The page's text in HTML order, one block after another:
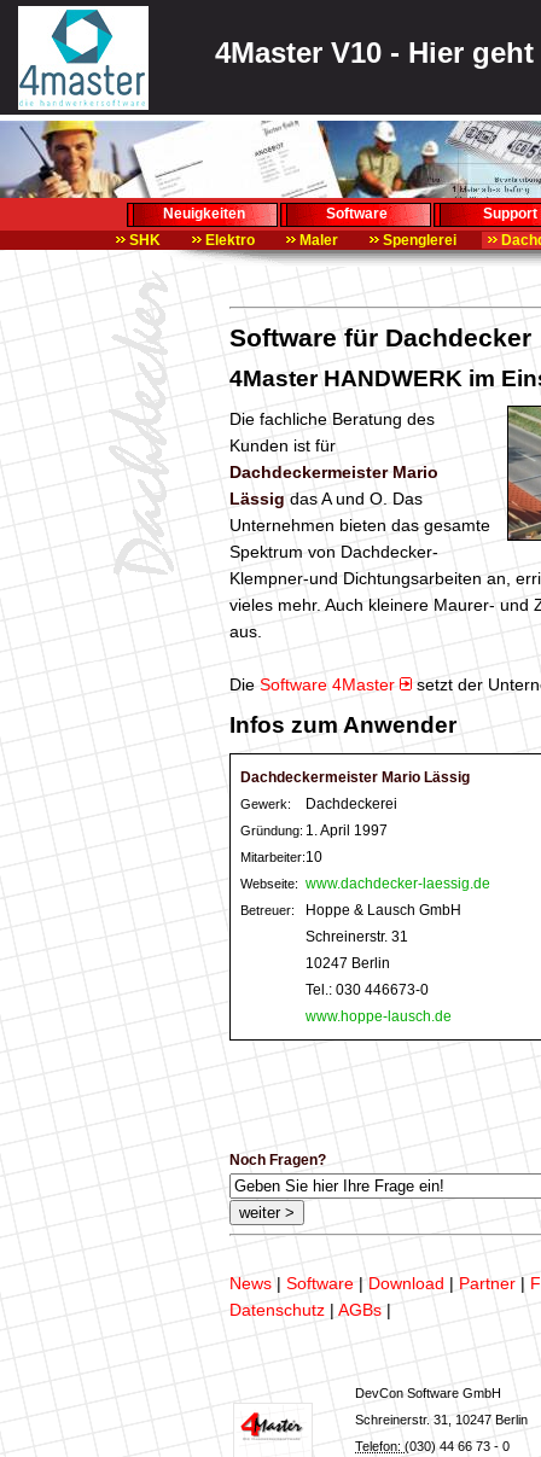
4Master V10 - Hier
Neuigkeiten Software
Support
SHK
Elektro Maler Spenglerei
Software für Dachdecker
4Master HANDWERK im
Die fachliche Beratung des
Kunden ist für
Dachdeckermeister Mario
Lässig das A und O. Das
Unternehmen bieten das gesamte
Spektrum von Dachdecker-
Klempner-und Dichtungsarbeiten an,
vieles mehr. Auch kleinere Maurer- und
aus.
Die Software 4Master setzt der
Infos zum Anwender
Dachdeckermeister Mario Lässig
Gewerk: Dachdeckerei
Gründung: 1. April 1997
Mitarbeiter:10
Webseite: www.dachdecker-laessig.de
Betreuer:
Hoppe & Lausch GmbH
Schreinerstr. 31
10247 Berlin
Tel.: 030 446673-0
www.hoppe-lausch.de
Noch Fragen?
News | Software | Download | Partner |
Datenschutz | AGBs |
DevCon Software GmbH
Schreinerstr. 31
10247 Berlin
Telefon: (030) 44 66 73 - 0